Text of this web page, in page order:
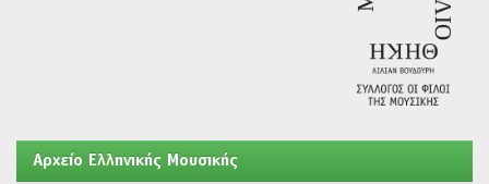
Aρχείο Ελληνικής Μουσικής